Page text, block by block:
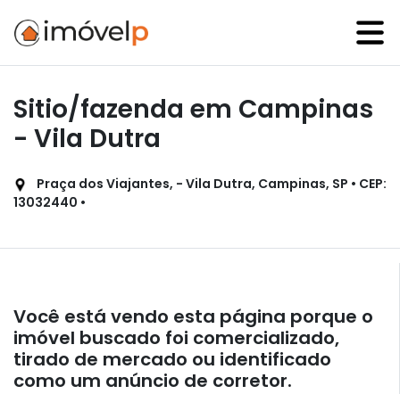
Sitio/fazenda em Campinas
- Vila Dutra
Praça dos Viajantes, - Vila Dutra, Campinas, SP • CEP:
13032440 •
Você está vendo esta página porque o
imóvel buscado foi comercializado,
tirado de mercado ou identificado
como um anúncio de corretor.